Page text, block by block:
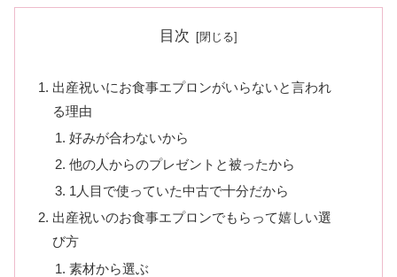
目次
出産祝いにお食事エプロンがいらないと言われ
る理由
好みが合わないから
他の人からのプレゼントと被ったから
1人目で使っていた中古で十分だから
出産祝いのお食事エプロンでもらって嬉しい選
び方
素材から選ぶ